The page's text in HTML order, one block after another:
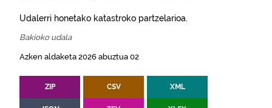
Udalerri honetako katastroko partzelarioa.
Bakioko udala
Azken aldaketa 2026 abuztua 02
ZIP CSV XML